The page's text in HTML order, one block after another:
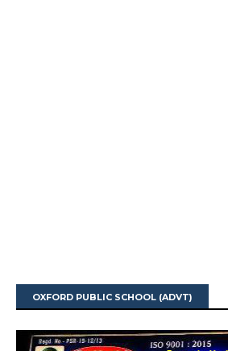
OXFORD PUBLIC SCHOOL (ADVT)